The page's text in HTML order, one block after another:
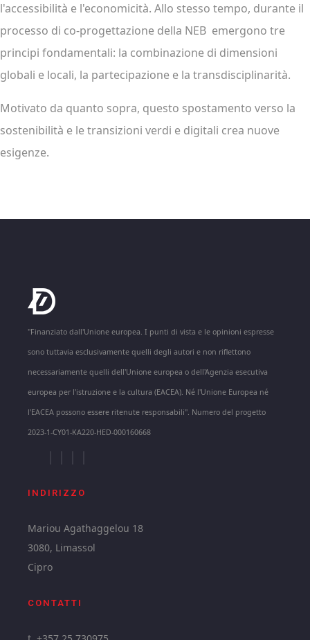
l'accessibilità e l'economicità. Allo stesso tempo, durante il
processo di co-progettazione della NEB emergono tre
principi fondamentali: la combinazione di dimensioni
globali e locali, la partecipazione e la transdisciplinarità.
Motivato da quanto sopra, questo spostamento verso la
sostenibilità e le transizioni verdi e digitali crea nuove
esigenze.
"Finanziato dall'Unione europea. I punti di vista e le opinioni espresse
sono tuttavia esclusivamente quelli degli autori e non riflettono
necessariamente quelli dell'Unione europea o dell'Agenzia esecutiva
europea per l'istruzione e la cultura (EACEA). Né l'Unione Europea né
l'EACEA possono essere ritenute responsabili". Numero del progetto
2023-1-CY01-KA220-HED-000160668
INDIRIZZO
Mariou Agathaggelou 18
3080, Limassol
Cipro
CONTATTI